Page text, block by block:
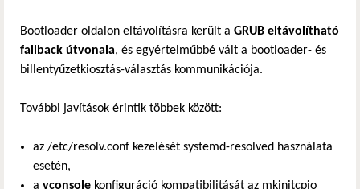
Bootloader oldalon eltávolításra került a GRUB eltávolítható
fallback útvonala, és egyértelműbbé vált a bootloader- és
billentyűzetkiosztás-választás kommunikációja.
További javítások érintik többek között:
az /etc/resolv.conf kezelését systemd-resolved használata
esetén,
a vconsole konfiguráció kompatibilitását az mkinitcpio